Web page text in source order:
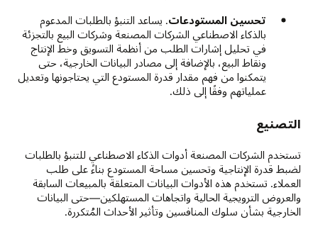
تحسين المستودعات. يساعد التنبؤ بالطلبات المدعوم
بالذكاء الاصطناعي الشركات المصنعة وشركات البيع بالتجزئة
في تحليل إشارات الطلب من أنظمة التسويق وخط الإنتاج
ونقاط البيع، بالإضافة إلى مصادر البيانات الخارجية، حتى
يتمكنوا من فهم مقدار قدرة المستودع التي يحتاجونها وتعديل
عملياتهم وفقًا إلى ذلك.
التصنيع
تستخدم الشركات المصنعة أدوات الذكاء الاصطناعي للتنبؤ بالطلبات
لضبط قدرة الإنتاجية وتحسين مساحة المستودع بناءً على طلب
العملاء. تستخدم هذه الأدوات البيانات المتعلقة بالمبيعات السابقة
والعروض الترويجية الحالية واتجاهات المستهلكين—حتى البيانات
الخارجية بشأن سلوك المنافسين وتأثير الأحداث المُتكررة.